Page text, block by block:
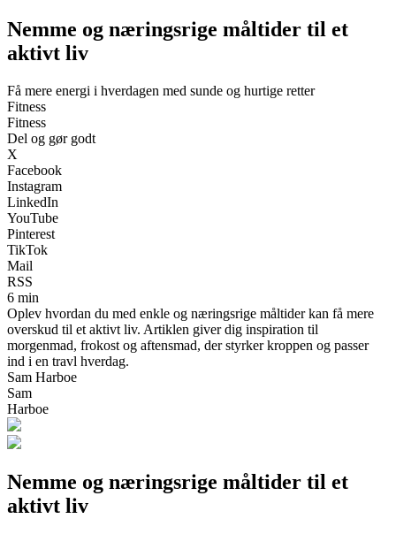
Nemme og næringsrige måltider til et
aktivt liv
Få mere energi i hverdagen med sunde og hurtige retter
Fitness
Fitness
Del og gør godt
X
Facebook
Instagram
LinkedIn
YouTube
Pinterest
TikTok
Mail
RSS
6 min
Oplev hvordan du med enkle og næringsrige måltider kan få mere
overskud til et aktivt liv. Artiklen giver dig inspiration til
morgenmad, frokost og aftensmad, der styrker kroppen og passer
ind i en travl hverdag.
Sam Harboe
Sam
Harboe
Nemme og næringsrige måltider til et
aktivt liv